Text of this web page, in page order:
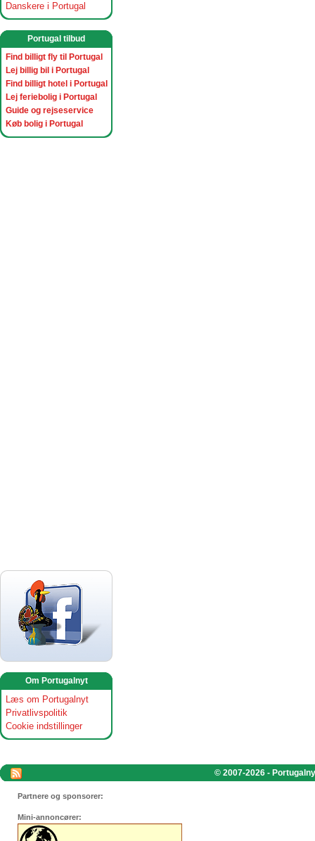
Danskere i Portugal
Portugal tilbud
Find billigt fly til Portugal
Lej billig bil i Portugal
Find billigt hotel i Portugal
Lej feriebolig i Portugal
Guide og rejseservice
Køb bolig i Portugal
Om Portugalnyt
Læs om Portugalnyt
Privatlivspolitik
Cookie indstillinger
© 2007-2026 -
Partnere og sponsorer:
Mini-annoncører: